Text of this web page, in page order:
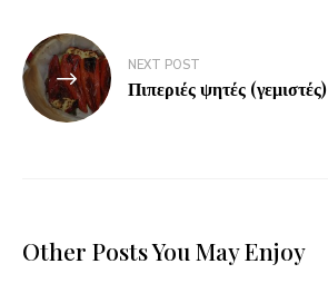
NEXT POST
Πιπεριές ψητές (γεμιστές)
Other Posts You May Enjoy